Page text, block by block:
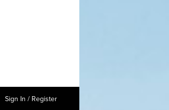
Sign In / Register